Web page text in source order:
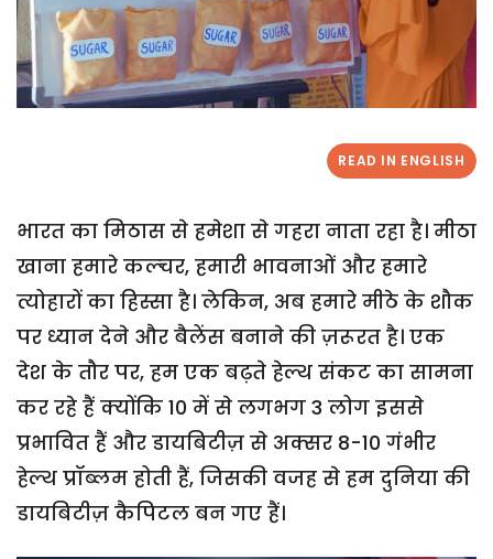
READ IN ENGLISH
भारत का मिठास से हमेशा से गहरा नाता रहा है। मीठा
खाना हमारे कल्चर, हमारी भावनाओं और हमारे
त्योहारों का हिस्सा है। लेकिन, अब हमारे मीठे के शौक
पर ध्यान देने और बैलेंस बनाने की ज़रूरत है। एक
देश के तौर पर, हम एक बढ़ते हेल्थ संकट का सामना
कर रहे हैं क्योंकि 10 में से लगभग 3 लोग इससे
प्रभावित हैं और डायबिटीज़ से अक्सर 8-10 गंभीर
हेल्थ प्रॉब्लम होती हैं, जिसकी वजह से हम दुनिया की
डायबिटीज़ कैपिटल बन गए हैं।